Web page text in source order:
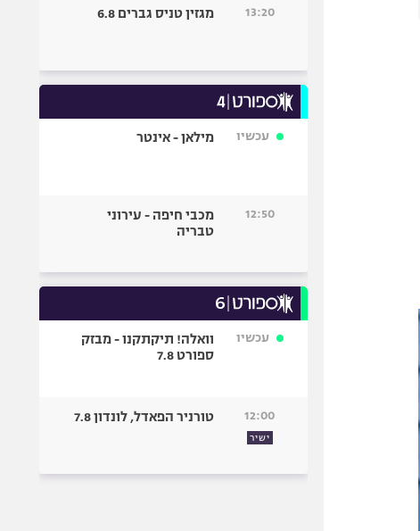
13:20 מגזין טניס גברים 6.8
עכשיו מילאן - אינטר
12:50
מכבי חיפה - עירוני
טבריה
עכשיו
וואלה! תיקתקנו - מבזק
ספורט 7.8
12:00
ישיר
טורניר הפאדל, לונדון 7.8